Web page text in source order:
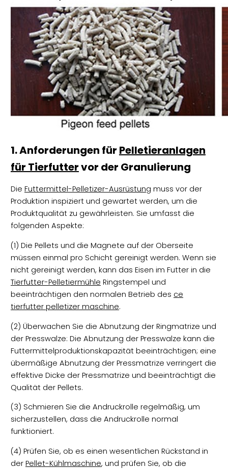
1. Anforderungen für Pelletieranlagen
für Tierfuttervor der Granulierung
Die Futtermittel-Pelletizer-Ausrüstung muss vor der
Produktion inspiziert und gewartet werden, um die
Produktqualität zu gewährleisten. Sie umfasst die
folgenden Aspekte:
(1) Die Pellets und die Magnete auf der Oberseite
müssen einmal pro Schicht gereinigt werden. Wenn sie
nicht gereinigt werden, kann das Eisen im Futter in die
Tierfutter-Pelletiermühle Ringstempel und
beeinträchtigen den normalen Betrieb des ce
tierfutter pelletizer maschine.
(2) Überwachen Sie die Abnutzung der Ringmatrize und
der Presswalze: Die Abnutzung der Presswalze kann die
Futtermittelproduktionskapazität beeinträchtigen; eine
übermäßige Abnutzung der Pressmatrize verringert die
effektive Dicke der Pressmatrize und beeinträchtigt die
Qualität der Pellets.
(3) Schmieren Sie die Andruckrolle regelmäßig, um
sicherzustellen, dass die Andruckrolle normal
funktioniert.
(4) Prüfen Sie, ob es einen wesentlichen Rückstand in
der Pellet-Kühlmaschine, und prüfen Sie, ob die